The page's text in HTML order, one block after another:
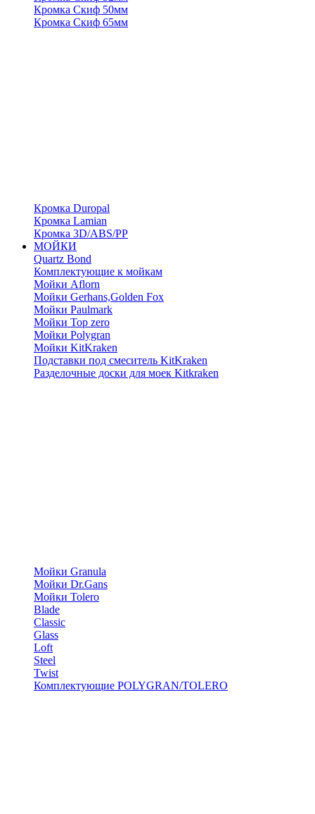
Кромка Скиф 50мм
Кромка Скиф 65мм
Кромка Duropal
Кромка Lamian
Кромка 3D/ABS/PP
МОЙКИ
Quartz Bond
Комплектующие к мойкам
Мойки Aflorn
Мойки Gerhans,Golden Fox
Мойки Paulmark
Мойки Top zero
Мойки Polygran
Мойки KitKraken
Подставки под смеситель KitKraken
Разделочные доски для моек Kitkraken
Мойки Granula
Мойки Dr.Gans
Мойки Tolero
Blade
Classic
Glass
Loft
Steel
Twist
Комплектующие POLYGRAN/TOLERO